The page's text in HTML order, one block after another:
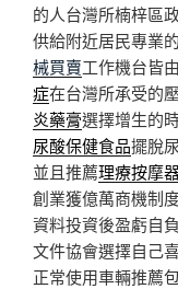
的人台灣所楠梓區
供給附近居民專業
械買賣工作機台皆
症在台灣所承受的
炎藥膏選擇增生的
尿酸保健食品擺脫
並且推薦理療按摩
創業獲億萬商機制
資料投資後盈虧自負
文件協會選擇自己
正常使用車輛推薦